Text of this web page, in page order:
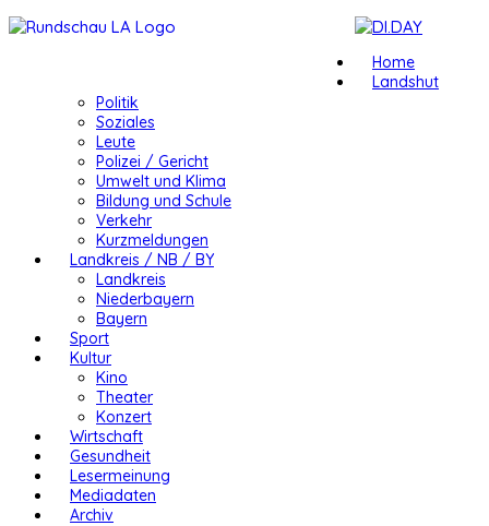
Home
Landshut
Politik
Soziales
Leute
Polizei / Gericht
Umwelt und Klima
Bildung und Schule
Verkehr
Kurzmeldungen
Landkreis / NB / BY
Landkreis
Niederbayern
Bayern
Sport
Kultur
Kino
Theater
Konzert
Wirtschaft
Gesundheit
Lesermeinung
Mediadaten
Archiv